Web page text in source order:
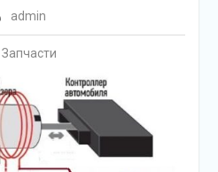
admin
Запчасти